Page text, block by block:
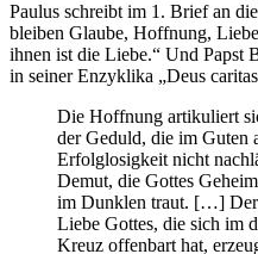
Paulus schreibt im 1. Brief an
bleiben Glaube, Hoffnung,
ihnen ist die Liebe.“ Und Papst
in seiner Enzyklika „Deus caritas
Die Hoffnung artikuliert
der Geduld, die im Guten
Erfolglosigkeit nicht
Demut, die Gottes
im Dunklen traut. […] Der
Liebe Gottes, die sich im
Kreuz offenbart hat,